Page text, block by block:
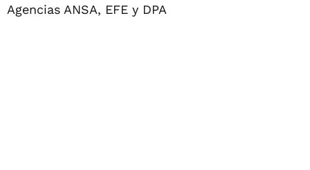
Agencias ANSA, EFE y DPA